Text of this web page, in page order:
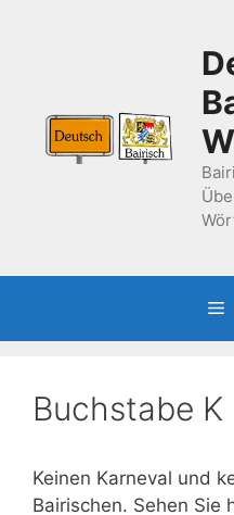
Buchstabe K
Keinen Karneval und
Bairischen. Sehen Sie